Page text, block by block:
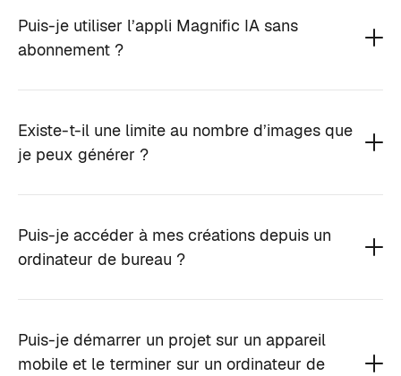
Puis-je utiliser l’appli Magnific IA sans
abonnement ?
Existe-t-il une limite au nombre d’images que
je peux générer ?
Puis-je accéder à mes créations depuis un
ordinateur de bureau ?
Puis-je démarrer un projet sur un appareil
mobile et le terminer sur un ordinateur de